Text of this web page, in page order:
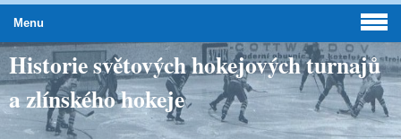
Historie světových hokejových turnajů
a zlínského hokeje
Menu